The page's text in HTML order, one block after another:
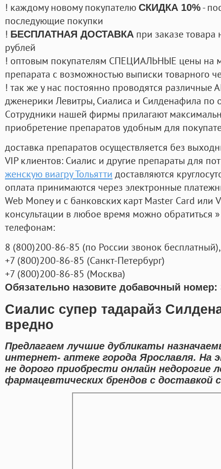
! каждому новому покупателю СКИДКА 10%-
последующие покупки
! БЕСПЛАТНАЯ ДОСТАВКА при заказе
рублей
! оптовым покупателям СПЕЦИАЛЬНЫЕ цены на
препарата с возможностью выписки товарного
! так же у нас постоянно проводятся
дженерики Левитры, Сиалиса и Силденафила по
Cотрудники нашей фирмы прилагают
приобретение препаратов удобным для
доставка препаратов осуществляется без
VIP клиентов: Сиалис и другие препараты для
женскую виагру Тольятти доставляются
оплата принимаются через электронные
Web Money и с банковских карт Master Card или
консультации в любое время можно обратиться
телефонам:
8 (800)200-86-85 (по России звонок бесплатный),
+7 (800)200-86-85 (Санкт-Петербург)
+7 (800)200-86-85 (Москва)
Обязательно назовите добавочный номер:
Сиалис супер тадарайз
вредно
Предлагаем лучшие дубликаты
интернет- аптеке города Ярославля.
не дорого приобрести онлайн недорогие
фармацевтических брендов с доставкой